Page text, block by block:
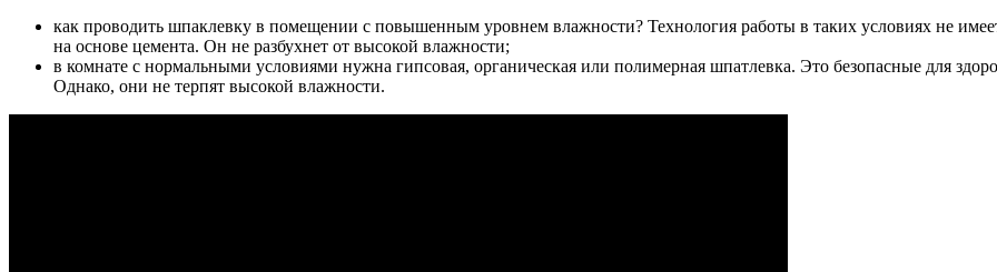
как проводить шпаклевку в помещении с повышенным уровнем влажности? Технология работы в таких условиях не
на основе цемента. Он не разбухнет от высокой влажности;
в комнате с нормальными условиями нужна гипсовая, органическая или полимерная шпатлевка. Это безопасные для
Однако, они не терпят высокой влажности.